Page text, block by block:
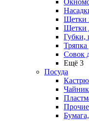
Щетки
Щетки
Губки,
Тряпка
Совок
Ещё 3
Посуда